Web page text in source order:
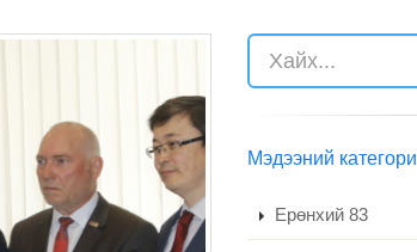
Мэдээний категори
Ерөнхий 83